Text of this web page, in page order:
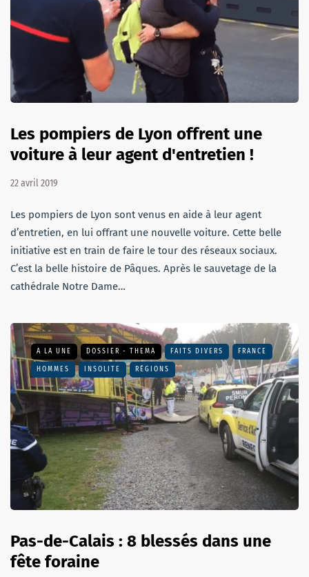
Les pompiers de Lyon offrent une
voiture à leur agent d'entretien !
22 avril 2019
Les pompiers de Lyon sont venus en aide à leur agent
d’entretien, en lui offrant une nouvelle voiture. Cette belle
initiative est en train de faire le tour des réseaux sociaux.
C’est la belle histoire de Pâques. Après le sauvetage de la
cathédrale Notre Dame…
A LA UNE DOSSIER - THEMA FAITS DIVERS FRANCE
HOMMES INSOLITE RÉGIONS
Pas-de-Calais : 8 blessés dans une
fête foraine